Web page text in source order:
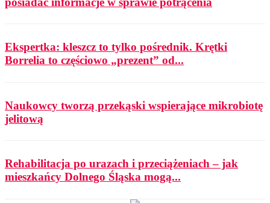
Ekspertka: kleszcz to tylko pośrednik. Krętki
Borrelia to częściowo „prezent” od...
Naukowcy tworzą przekąski wspierające mikrobiotę
jelitową
Rehabilitacja po urazach i przeciążeniach – jak
mieszkańcy Dolnego Śląska mogą...